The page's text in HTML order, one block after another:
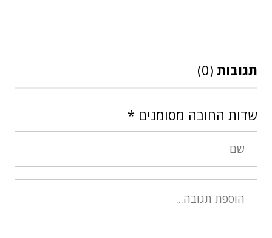
תגובות (0)
שדות החובה מסומנים *